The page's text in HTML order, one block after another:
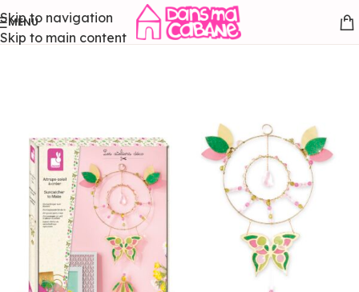
Skip to navigation
Skip to main content
MENU